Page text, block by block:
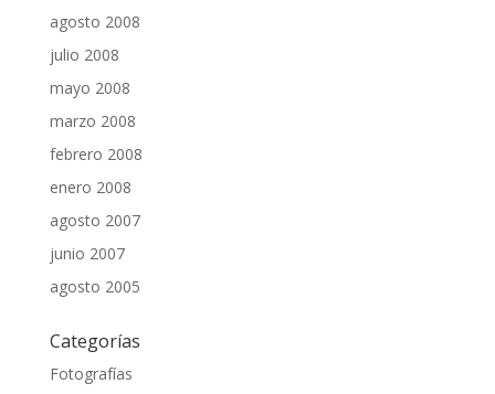
agosto 2008
julio 2008
mayo 2008
marzo 2008
febrero 2008
enero 2008
agosto 2007
junio 2007
agosto 2005
Categorías
Fotografías